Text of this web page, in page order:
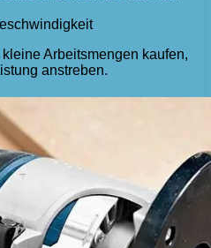
Arbeitsmengen kaufen,
anstreben.